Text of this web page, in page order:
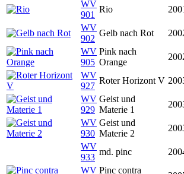
WV
901
Rio
WV
902
Gelb nach Rot
WV
905
Pink nach
Orange
WV
927
Roter Horizont V
WV
929
Geist und
Materie 1
WV
930
Geist und
Materie 2
WV
933
md. pinc
WV Pinc contra